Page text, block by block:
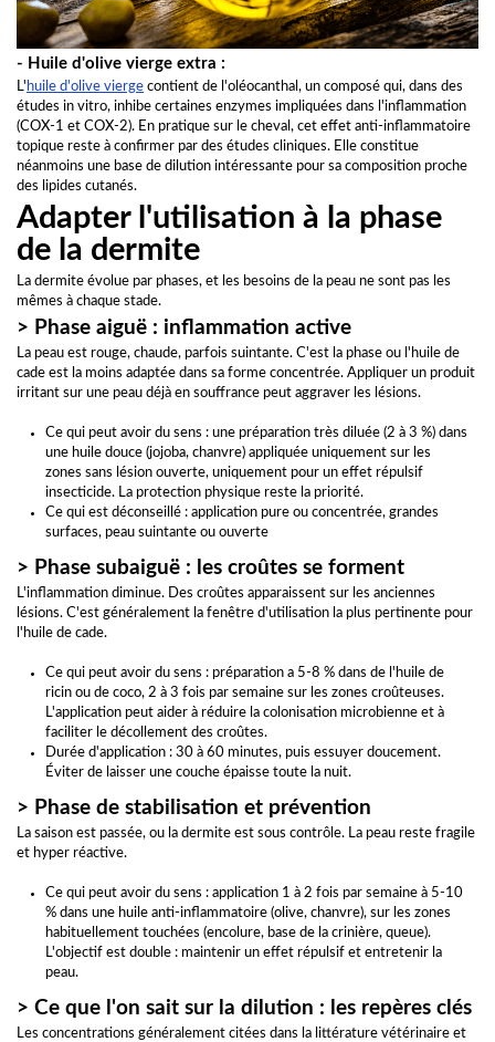
- Huile d'olive vierge extra :
L' huile d'olive vierge contient de l'oléocanthal, un composé qui, dans des
études in vitro, inhibe certaines enzymes impliquées dans l'inflammation
(COX-1 et COX-2). En pratique sur le cheval, cet effet anti-inflammatoire
topique reste à confirmer par des études cliniques. Elle constitue
néanmoins une base de dilution intéressante pour sa composition proche
des lipides cutanés.
Adapter l'utilisation à la phase
de la dermite
La dermite évolue par phases, et les besoins de la peau ne sont pas les
mêmes à chaque stade.
> Phase aiguë : inflammation active
La peau est rouge, chaude, parfois suintante. C'est la phase ou l'huile de
cade est la moins adaptée dans sa forme concentrée. Appliquer un produit
irritant sur une peau déjà en souffrance peut aggraver les lésions.
Ce qui peut avoir du sens : une préparation très diluée (2 à 3 %) dans
une huile douce (jojoba, chanvre) appliquée uniquement sur les
zones sans lésion ouverte, uniquement pour un effet répulsif
insecticide. La protection physique reste la priorité.
Ce qui est déconseillé : application pure ou concentrée, grandes
surfaces, peau suintante ou ouverte
> Phase subaiguë : les croûtes se forment
L'inflammation diminue. Des croûtes apparaissent sur les anciennes
lésions. C'est généralement la fenêtre d'utilisation la plus pertinente pour
l'huile de cade.
Ce qui peut avoir du sens : préparation a 5-8 % dans de l'huile de
ricin ou de coco, 2 à 3 fois par semaine sur les zones croûteuses.
L'application peut aider à réduire la colonisation microbienne et à
faciliter le décollement des croûtes.
Durée d'application : 30 à 60 minutes, puis essuyer doucement.
Éviter de laisser une couche épaisse toute la nuit.
> Phase de stabilisation et prévention
La saison est passée, ou la dermite est sous contrôle. La peau reste fragile
et hyper réactive.
Ce qui peut avoir du sens : application 1 à 2 fois par semaine à 5-10
% dans une huile anti-inflammatoire (olive, chanvre), sur les zones
habituellement touchées (encolure, base de la crinière, queue).
L'objectif est double : maintenir un effet répulsif et entretenir la
peau.
> Ce que l'on sait sur la dilution : les repères clés
Les concentrations généralement citées dans la littérature vétérinaire et